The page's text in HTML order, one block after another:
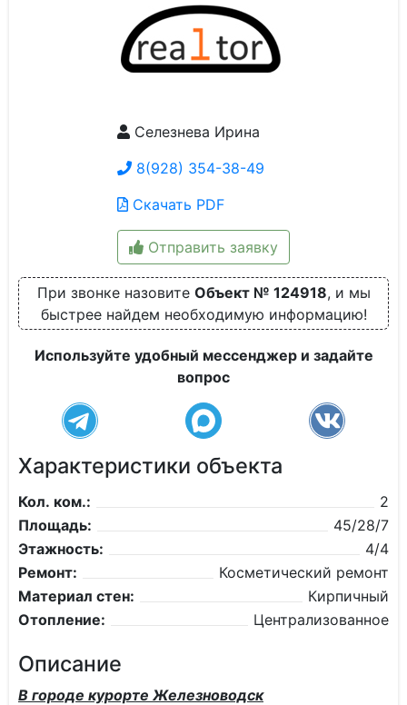
Селезнева Ирина
8(928) 354-38-49
Скачать PDF
Отправить заявку
При звонке назовите Объект № 124918, и мы
быстрее найдем необходимую информацию!
Используйте удобный мессенджер и задайте
вопрос
Характеристики объекта
Кол. ком.:
2
Площадь:
45/28/7
Этажность:
4/4
Ремонт:
Косметический ремонт
Материал стен:
Кирпичный
Отопление:
Централизованное
Описание
В городе курорте Железноводск